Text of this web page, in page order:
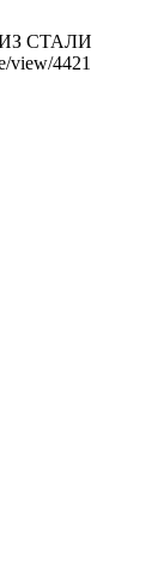
СТАЛИ
view/4421